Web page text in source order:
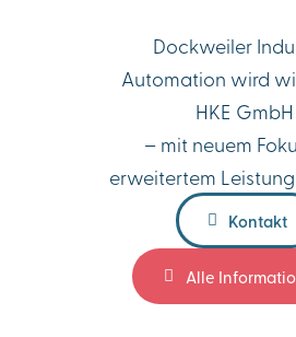
Dockweiler
Automation wird
HKE GmbH
– mit neuem
erweitertem
Kontakt
Alle